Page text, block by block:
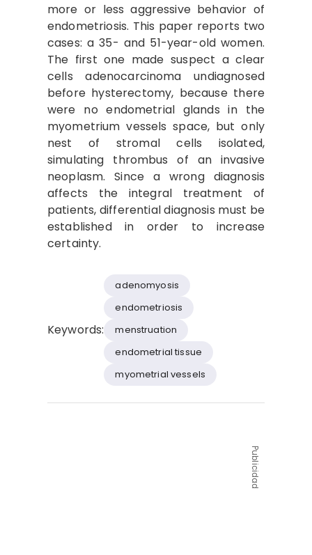
more or less aggressive behavior of
endometriosis. This paper reports two
cases: a 35- and 51-year-old women.
The first one made suspect a clear
cells adenocarcinoma undiagnosed
before hysterectomy, because there
were no endometrial glands in the
myometrium vessels space, but only
nest of stromal cells isolated,
simulating thrombus of an invasive
neoplasm. Since a wrong diagnosis
affects the integral treatment of
patients, differential diagnosis must be
established in order to increase
certainty.
Keywords:
adenomyosis
endometriosis
menstruation
endometrial tissue
myometrial vessels
Publicidad